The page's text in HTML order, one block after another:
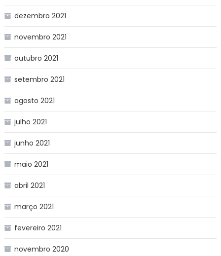
dezembro 2021
novembro 2021
outubro 2021
setembro 2021
agosto 2021
julho 2021
junho 2021
maio 2021
abril 2021
março 2021
fevereiro 2021
novembro 2020